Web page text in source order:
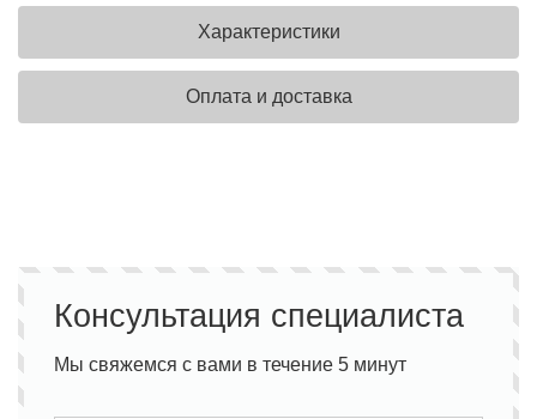
Характеристики
Оплата и доставка
Консультация специалиста
Мы свяжемся с вами в течение 5 минут